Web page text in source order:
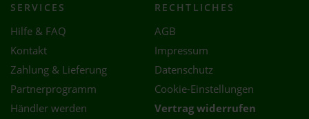
SERVICES
Hilfe & FAQ
Kontakt
Zahlung & Lieferung
Partnerprogramm
Händler werden
RECHTLICHES
AGB
Impressum
Datenschutz
Cookie-Einstellungen
Vertrag widerrufen